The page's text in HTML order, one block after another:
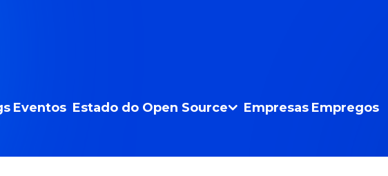
Eventos Estado do Open Source Empresas Empregos